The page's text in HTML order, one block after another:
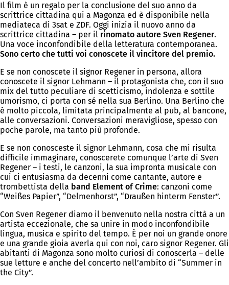
Il film è un regalo per la conclusione del suo anno da
scrittrice cittadina qui a Magonza ed è disponibile nella
mediateca di 3sat e ZDF. Oggi inizia il nuovo anno da
scrittrice cittadina – per il rinomato autore Sven Regener.
Una voce inconfondibile della letteratura contemporanea.
Sono certo che tutti voi conoscete il vincitore del premio.
E se non conoscete il signor Regener in persona, allora
conoscete il signor Lehmann – il protagonista che, con il suo
mix del tutto peculiare di scetticismo, indolenza e sottile
umorismo, ci porta con sé nella sua Berlino. Una Berlino che
è molto piccola, limitata principalmente al pub, al bancone,
alle conversazioni. Conversazioni meravigliose, spesso con
poche parole, ma tanto più profonde.
E se non conosceste il signor Lehmann, cosa che mi risulta
difficile immaginare, conoscerete comunque l’arte di Sven
Regener – i testi, le canzoni, la sua impronta musicale con
cui ci entusiasma da decenni come cantante, autore e
trombettista della band Element of Crime: canzoni come
“Weißes Papier”, “Delmenhorst”, “Draußen hinterm Fenster”.
Con Sven Regener diamo il benvenuto nella nostra città a un
artista eccezionale, che sa unire in modo inconfondibile
lingua, musica e spirito del tempo. È per noi un grande onore
e una grande gioia averla qui con noi, caro signor Regener. Gli
abitanti di Magonza sono molto curiosi di conoscerla – delle
sue letture e anche del concerto nell’ambito di “Summer in
the City”.